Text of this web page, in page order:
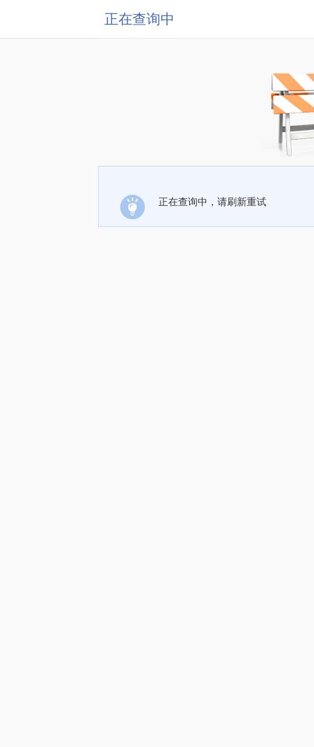
正在查询中
正在查询中，请刷新重试